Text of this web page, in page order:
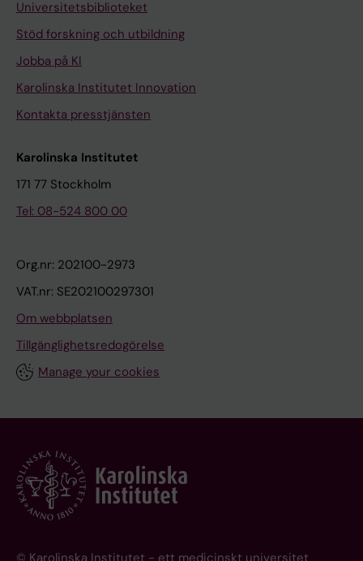
Universitetsbiblioteket
Stöd forskning och utbildning
Jobba på KI
Karolinska Institutet Innovation
Kontakta presstjänsten
Karolinska Institutet
171 77 Stockholm
Tel: 08-524 800 00
Org.nr: 202100-2973
VAT.nr: SE202100297301
Om webbplatsen
Tillgänglighetsredogörelse
Manage your cookies
© Karolinska Institutet - ett medicinskt universitet